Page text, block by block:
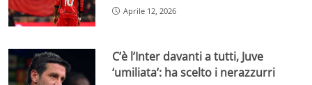
Aprile 12, 2026
C’è l’Inter davanti a tutti, Juve
‘umiliata’: ha scelto i nerazzurri